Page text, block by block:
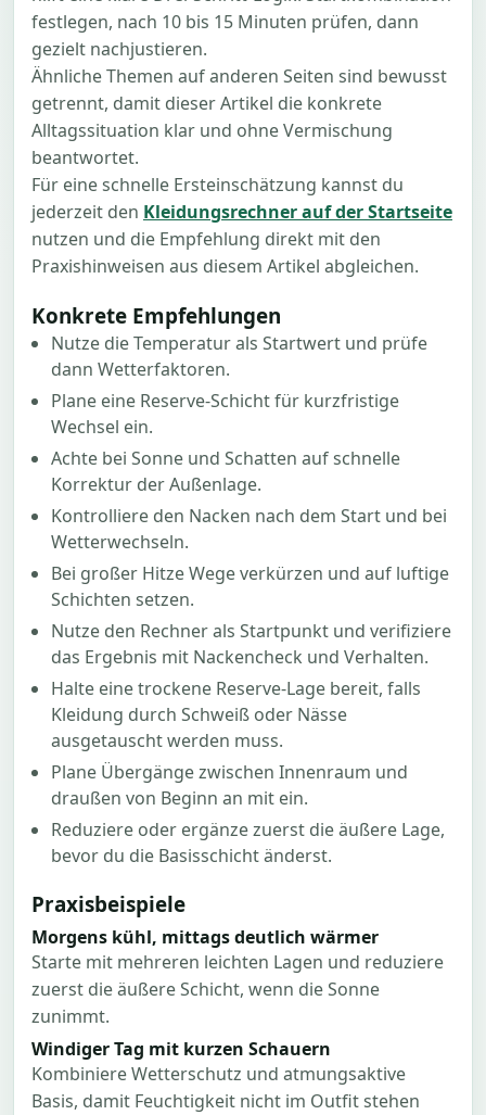
festlegen, nach 10 bis 15 Minuten prüfen, dann
gezielt nachjustieren.
Ähnliche Themen auf anderen Seiten sind bewusst
getrennt, damit dieser Artikel die konkrete
Alltagssituation klar und ohne Vermischung
beantwortet.
Für eine schnelle Ersteinschätzung kannst du
jederzeit den Kleidungsrechner auf der Startseite
nutzen und die Empfehlung direkt mit den
Praxishinweisen aus diesem Artikel abgleichen.
Konkrete Empfehlungen
Nutze die Temperatur als Startwert und prüfe
dann Wetterfaktoren.
Plane eine Reserve-Schicht für kurzfristige
Wechsel ein.
Achte bei Sonne und Schatten auf schnelle
Korrektur der Außenlage.
Kontrolliere den Nacken nach dem Start und bei
Wetterwechseln.
Bei großer Hitze Wege verkürzen und auf luftige
Schichten setzen.
Nutze den Rechner als Startpunkt und verifiziere
das Ergebnis mit Nackencheck und Verhalten.
Halte eine trockene Reserve-Lage bereit, falls
Kleidung durch Schweiß oder Nässe
ausgetauscht werden muss.
Plane Übergänge zwischen Innenraum und
draußen von Beginn an mit ein.
Reduziere oder ergänze zuerst die äußere Lage,
bevor du die Basisschicht änderst.
Praxisbeispiele
Morgens kühl, mittags deutlich wärmer
Starte mit mehreren leichten Lagen und reduziere
zuerst die äußere Schicht, wenn die Sonne
zunimmt.
Windiger Tag mit kurzen Schauern
Kombiniere Wetterschutz und atmungsaktive
Basis, damit Feuchtigkeit nicht im Outfit stehen